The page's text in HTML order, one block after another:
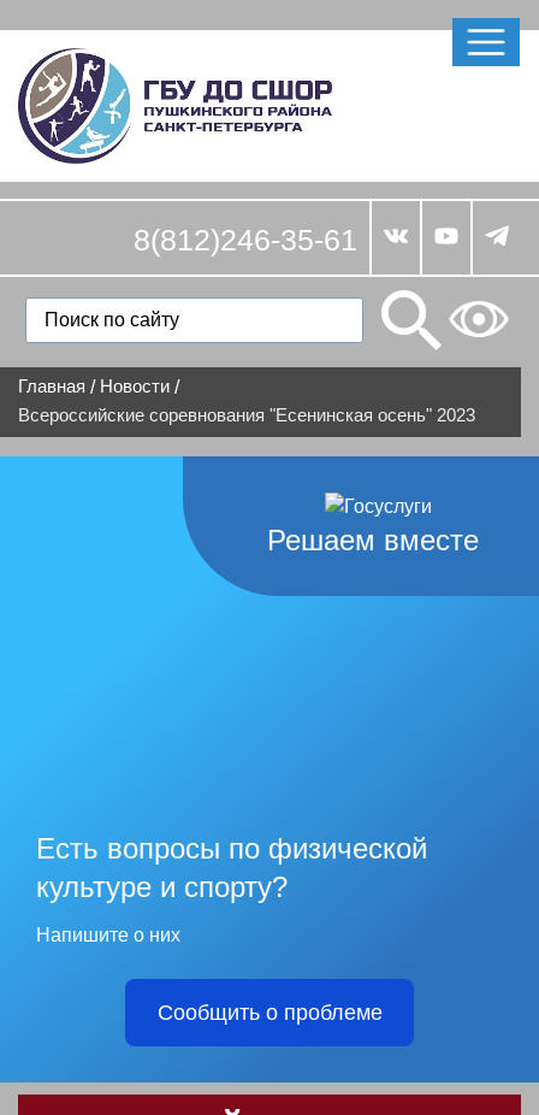
8(812)246-35-61
Главная / Новости /
Всероссийские соревнования "Есенинская осень" 2023
Решаем вместе
Есть вопросы по физической
культуре и спорту?
Напишите о них
Сообщить о проблеме